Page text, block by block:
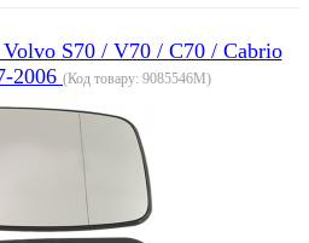
S70 / V70 / C70 / Cabrio
2006 (Код товару: 9085546M)